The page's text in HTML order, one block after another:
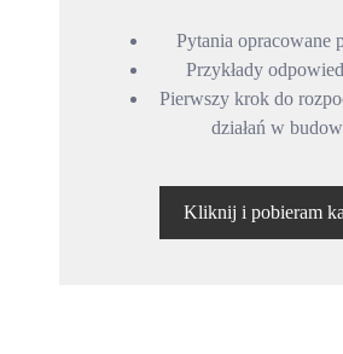
Pytania opracowane
Przykłady
Pierwszy krok do
działań w
Kliknij i pobieram